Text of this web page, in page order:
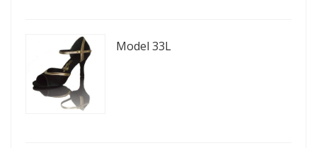
Model 33L